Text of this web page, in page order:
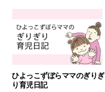
ひよっこずぼらママのぎりぎ
り育児日記